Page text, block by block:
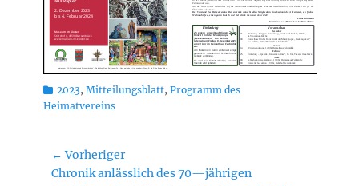
Kategorien
2023, Mitteilungsblatt, Programm des
Heimatvereins
Beitragsnavigation
← Vorheriger
Vorheriger
Chronik anlässlich des 70—jährigen